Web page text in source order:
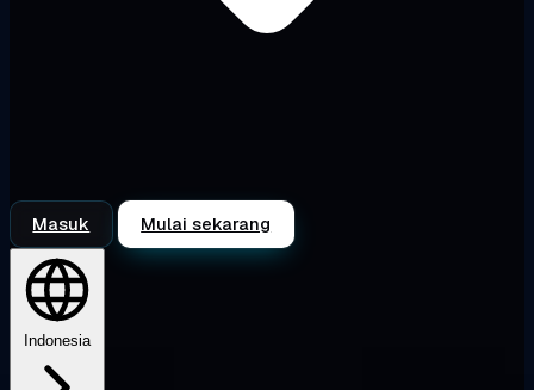
Masuk Mulai sekarang
Indonesia